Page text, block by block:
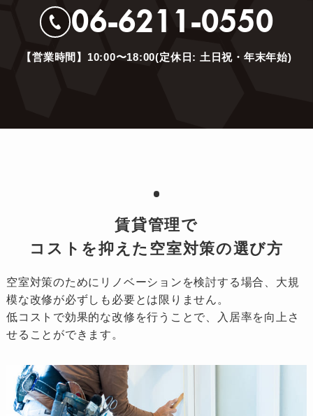
06-6211-0550
【営業時間】10:00〜18:00(定休日: 土日祝・年末年始)
賃貸管理で
コストを抑えた空室対策の選び方
空室対策のためにリノベーションを検討する場合、大規
模な改修が必ずしも必要とは限りません。
低コストで効果的な改修を行うことで、入居率を向上さ
せることができます。